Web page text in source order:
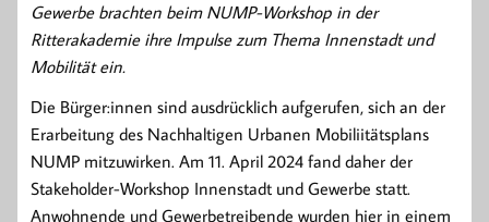
Gewerbe brachten beim NUMP-Workshop in der
Ritterakademie ihre Impulse zum Thema Innenstadt und
Mobilität ein.
Die Bürger:innen sind ausdrücklich aufgerufen, sich an der
Erarbeitung des Nachhaltigen Urbanen Mobiliitätsplans
NUMP mitzuwirken. Am 11. April 2024 fand daher der
Stakeholder-Workshop Innenstadt und Gewerbe statt.
Anwohnende und Gewerbetreibende wurden hier in einem